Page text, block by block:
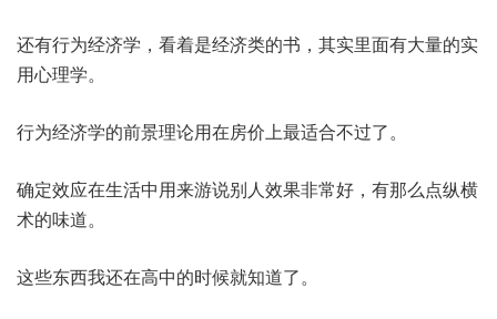
还有行为经济学，看着是经济类的书，其实里面有大量的实
用心理学。
行为经济学的前景理论用在房价上最适合不过了。
确定效应在生活中用来游说别人效果非常好，有那么点纵横
术的味道。
这些东西我还在高中的时候就知道了。